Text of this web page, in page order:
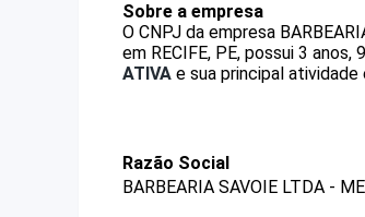
Sobre a empresa
O CNPJ da empresa
em RECIFE, PE, possui 3
ATIVA e sua principal atividade
Razão Social
BARBEARIA SAVOIE LTDA - ME